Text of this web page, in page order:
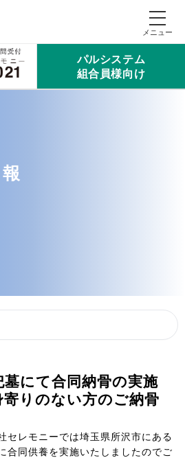
パルシステム
組合員様向け
墓にて合同納骨の実施
寄りのない方のご納骨
セレモニーでは埼玉県所沢市にある
合同供養を実施いたしましたのでご